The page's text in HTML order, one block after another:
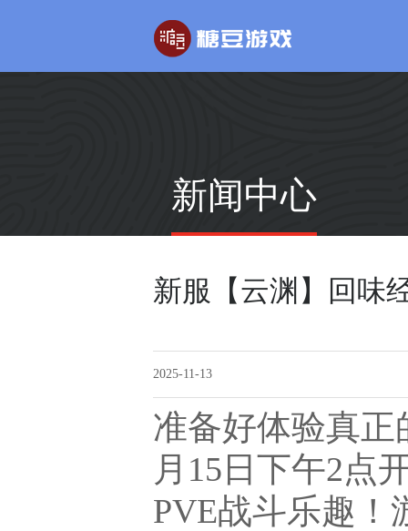
玄天之剑
新闻中心
新服【云渊】回味
2025-11-13
准备好体验真正
月15日下午2点
PVE战斗乐趣！